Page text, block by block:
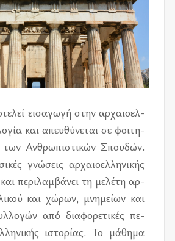
ει­σα­γω­γή στην αρ­χαιο­ελ­
και απευ­θύ­νε­ται σε φοι­τη­
Ανθρω­πι­στι­κών Σπου­δών.
γνώ­σεις αρ­χαιο­ελ­λη­νι­κής
πε­ρι­λαμ­βά­νει τη με­λέ­τη αρ­
και χώ­ρων, μνη­μεί­ων και
από δια­φο­ρε­τι­κές πε­
ιστο­ρί­ας. Το μά­θη­μα